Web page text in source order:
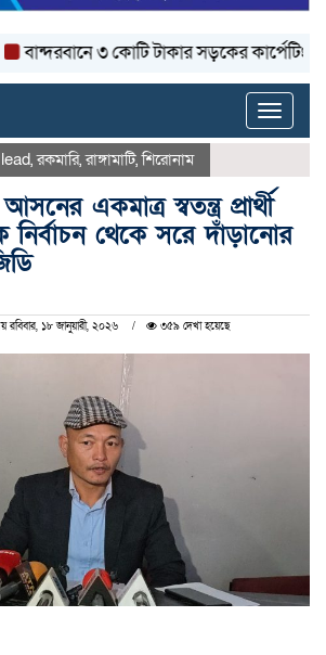
৩ কোটি টাকার সড়কের কার্পেটিং উঠে
Toggle
,রকমারি,রাঙ্গামাটি,শিরোনাম
একমাত্র স্বতন্ত্র প্রার্থী
নির্বাচন থেকে সরে দাঁড়ানোর
১৮ জানুয়ারী, ২০২৬ ৩৫৯ দেখা হয়েছে